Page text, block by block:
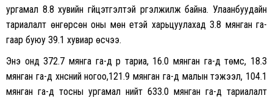
ургамал 8.8 хувийн гүйцэтгэлтэй үргэлжилж байна. Улаанбуудайн
тариалалт өнгөрсөн оны мөн үетэй харьцуулахад 3.8 мянган га-
гаар буюу 39.1 хувиар өсчээ.
Энэ онд 372.7 мянга га-д үр тариа, 16.0 мянган га-д төмс, 18.3
мянган га-д хүнсний ногоо,121.9 мянган га-д малын тэжээл, 104.1
мянган га-д тосны ургамал нийт 633.0 мянган га-д тариалалт